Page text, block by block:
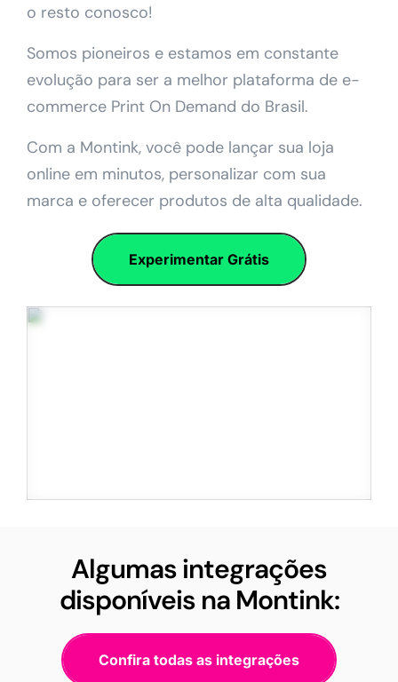
o resto conosco!
Somos pioneiros e estamos em constante
evolução para ser a melhor plataforma de e-
commerce Print On Demand do Brasil.
Com a Montink, você pode lançar sua loja
online em minutos, personalizar com sua
marca e oferecer produtos de alta qualidade.
Experimentar Grátis
Algumas integrações
disponíveis na Montink:
Confira todas as integrações